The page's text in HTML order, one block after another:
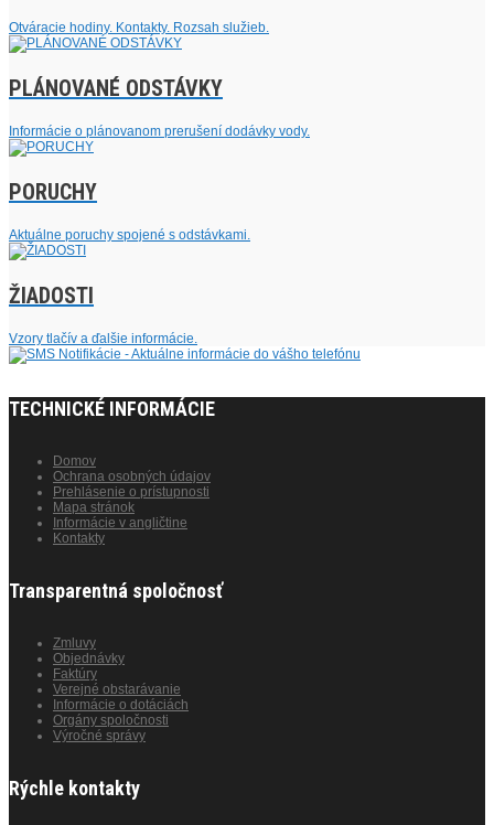
Otváracie hodiny. Kontakty. Rozsah služieb.
PLÁNOVANÉ ODSTÁVKY
Informácie o plánovanom prerušení dodávky vody.
PORUCHY
Aktuálne poruchy spojené s odstávkami.
ŽIADOSTI
Vzory tlačív a ďalšie informácie.
TECHNICKÉ INFORMÁCIE
Domov
Ochrana osobných údajov
Prehlásenie o prístupnosti
Mapa stránok
Informácie v angličtine
Kontakty
Transparentná spoločnosť
Zmluvy
Objednávky
Faktúry
Verejné obstarávanie
Informácie o dotáciách
Orgány spoločnosti
Výročné správy
Rýchle kontakty